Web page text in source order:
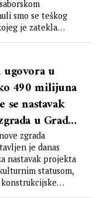
smo se teškog
je zatekla
u
490 milijuna
se nastavak
u Gradu
moslovačkoj
zgrada
je danas
nastavak projekta
statusom,